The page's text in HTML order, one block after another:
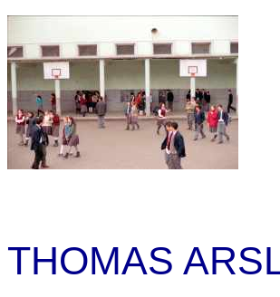
THOMAS